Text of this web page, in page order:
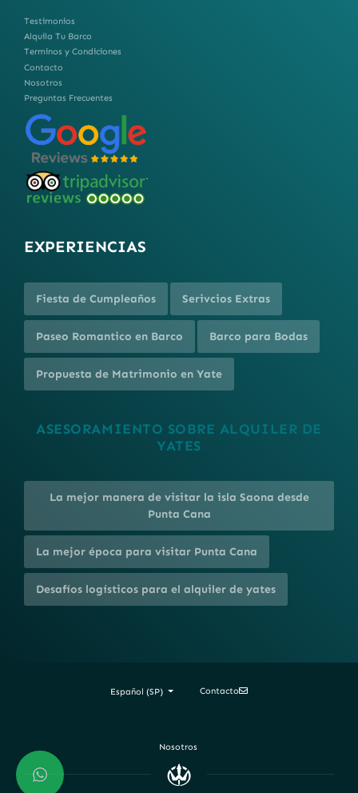
Testimonios
Alquila Tu Barco
Terminos y Condiciones
Contacto
Nosotros
Preguntas Frecuentes
EXPERIENCIAS
Fiesta de Cumpleaños Serivcios Extras
Paseo Romantico en Barco Barco para Bodas
Propuesta de Matrimonio en Yate
ASESORAMIENTO SOBRE ALQUILER DE
YATES
La mejor manera de visitar la isla Saona desde
Punta Cana
La mejor época para visitar Punta Cana
Desafíos logísticos para el alquiler de yates
Español (SP) Contacto
Nosotros